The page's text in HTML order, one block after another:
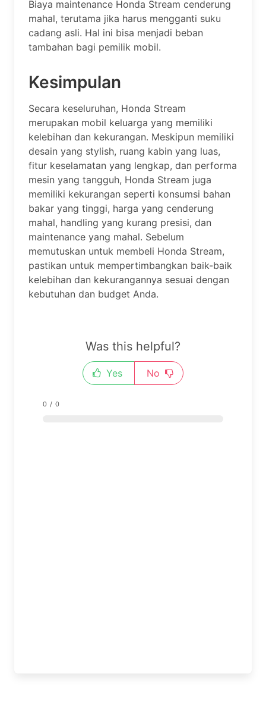
Biaya maintenance Honda Stream cenderung
mahal, terutama jika harus mengganti suku
cadang asli. Hal ini bisa menjadi beban
tambahan bagi pemilik mobil.
Kesimpulan
Secara keseluruhan, Honda Stream
merupakan mobil keluarga yang memiliki
kelebihan dan kekurangan. Meskipun memiliki
desain yang stylish, ruang kabin yang luas,
fitur keselamatan yang lengkap, dan performa
mesin yang tangguh, Honda Stream juga
memiliki kekurangan seperti konsumsi bahan
bakar yang tinggi, harga yang cenderung
mahal, handling yang kurang presisi, dan
maintenance yang mahal. Sebelum
memutuskan untuk membeli Honda Stream,
pastikan untuk mempertimbangkan baik-baik
kelebihan dan kekurangannya sesuai dengan
kebutuhan dan budget Anda.
Was this helpful?
Yes No
0 / 0